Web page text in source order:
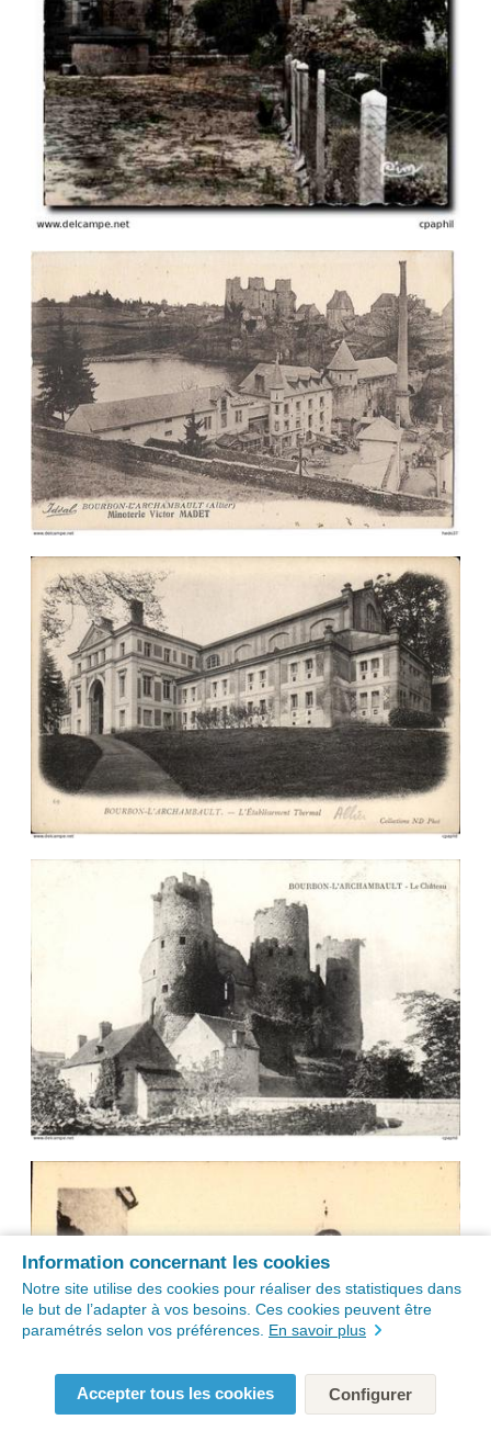
Information concernant les cookies
Notre site utilise des cookies pour réaliser des statistiques dans
le but de l’adapter à vos besoins. Ces cookies peuvent être
paramétrés selon vos préférences. En savoir plus
Accepter tous les cookies Configurer